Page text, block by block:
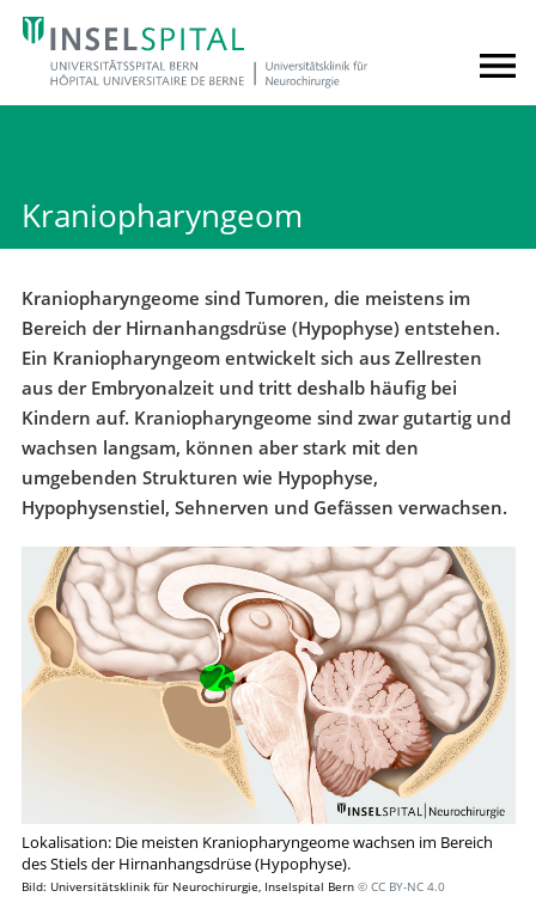
Kraniopharyngeom
Kraniopharyngeome sind Tumoren, die meistens im
Bereich der Hirnanhangsdrüse (Hypophyse) entstehen.
Ein Kraniopharyngeom entwickelt sich aus Zellresten
aus der Embryonalzeit und tritt deshalb häufig bei
Kindern auf. Kraniopharyngeome sind zwar gutartig und
wachsen langsam, können aber stark mit den
umgebenden Strukturen wie Hypophyse,
Hypophysenstiel, Sehnerven und Gefässen verwachsen.
Lokalisation: Die meisten Kraniopharyngeome wachsen im Bereich
des Stiels der Hirnanhangsdrüse (Hypophyse).
Bild: Universitätsklinik für Neurochirurgie, Inselspital Bern © CC BY-NC 4.0